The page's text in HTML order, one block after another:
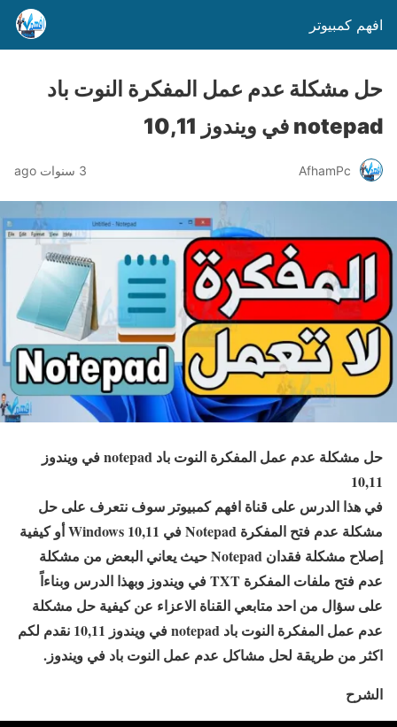
افهم كمبيوتر
حل مشكلة عدم عمل المفكرة النوت باد
notepad في ويندوز 10,11
AfhamPc 3 سنوات ago
حل مشكلة عدم عمل المفكرة النوت باد notepad في ويندوز
10,11
في هذا الدرس على قناة افهم كمبيوتر سوف نتعرف على حل
مشكلة عدم فتح المفكرة Notepad في Windows 10,11 أو كيفية
إصلاح مشكلة فقدان Notepad حيث يعاني البعض من مشكلة
عدم فتح ملفات المفكرة TXT في ويندوز وبهذا الدرس وبناءاً
على سؤال من احد متابعي القناة الاعزاء عن كيفية حل مشكلة
عدم عمل المفكرة النوت باد notepad في ويندوز 10,11 نقدم لكم
اكثر من طريقة لحل مشاكل عدم عمل النوت باد في ويندوز.
الشرح